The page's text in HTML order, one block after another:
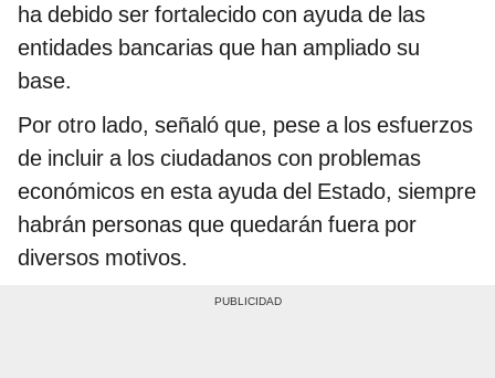
ha debido ser fortalecido con ayuda de las
entidades bancarias que han ampliado su
base.
Por otro lado, señaló que, pese a los esfuerzos
de incluir a los ciudadanos con problemas
económicos en esta ayuda del Estado, siempre
habrán personas que quedarán fuera por
diversos motivos.